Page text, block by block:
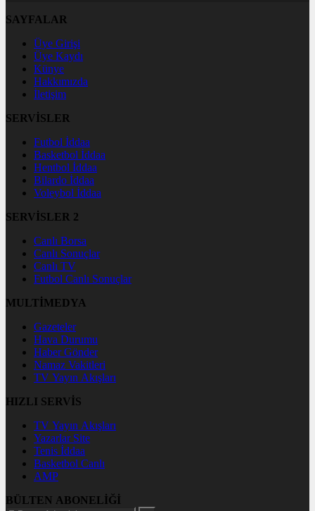
SAYFALAR
Üye Girişi
Üye Kaydı
Künye
Hakkımızda
İletişim
SERVİSLER
Futbol İddaa
Basketbol İddaa
Hentbol İddaa
Bilardo İddaa
Voleybol İddaa
SERVİSLER 2
Canlı Borsa
Canlı Sonuçlar
Canlı TV
Futbol Canlı Sonuçlar
MULTİMEDYA
Gazeteler
Hava Durumu
Haber Gönder
Namaz Vakitleri
TV Yayın Akışları
HIZLI SERVİS
TV Yayın Akışları
Yazarlar Site
Tenis İddaa
Basketbol Canlı
AMP
BÜLTEN ABONELİĞİ